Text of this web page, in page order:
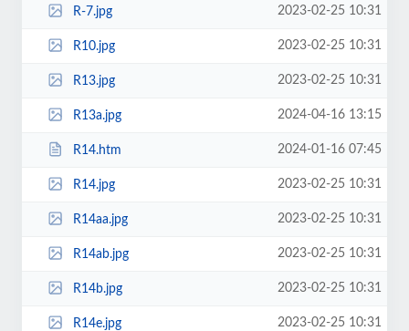
R-7.jpg 2023-02-25 10:31
R10.jpg 2023-02-25 10:31
R13.jpg 2023-02-25 10:31
R13a.jpg 2024-04-16 13:15
R14.htm 2024-01-16 07:45
R14.jpg 2023-02-25 10:31
R14aa.jpg 2023-02-25 10:31
R14ab.jpg 2023-02-25 10:31
R14b.jpg 2023-02-25 10:31
R14e.jpg 2023-02-25 10:31